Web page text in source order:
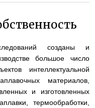
созданы и
большое число
интеллектуальной
материалов,
и изготовленных
термообработки,